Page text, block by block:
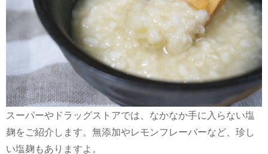
スーパーやドラッグストアでは、なかなか手に入らない塩
麹をご紹介します。無添加やレモンフレーバーなど、珍し
い塩麹もありますよ。